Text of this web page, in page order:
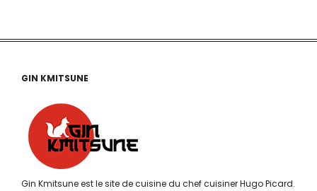
GIN KMITSUNE
Gin Kmitsune est le site de cuisine du chef cuisiner Hugo Picard.